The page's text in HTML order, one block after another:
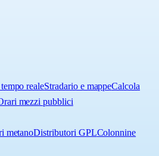
realeStradario e mappeCalcola
mezzi pubblici
metanoDistributori GPLColonnine